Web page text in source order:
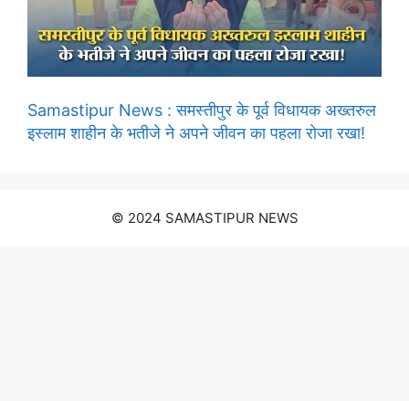
Samastipur News : समस्तीपुर के पूर्व विधायक अख्तरुल
इस्लाम शाहीन के भतीजे ने अपने जीवन का पहला रोजा रखा!
© 2024 SAMASTIPUR NEWS